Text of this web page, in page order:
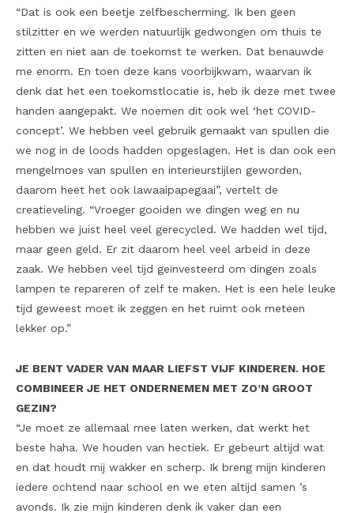
“Dat is ook een beetje zelfbescherming. Ik ben geen
stilzitter en we werden natuurlijk gedwongen om thuis te
zitten en niet aan de toekomst te werken. Dat benauwde
me enorm. En toen deze kans voorbijkwam, waarvan ik
denk dat het een toekomstlocatie is, heb ik deze met twee
handen aangepakt. We noemen dit ook wel ‘het COVID-
concept’. We hebben veel gebruik gemaakt van spullen die
we nog in de loods hadden opgeslagen. Het is dan ook een
mengelmoes van spullen en interieurstijlen geworden,
daarom heet het ook lawaaipapegaai”, vertelt de
creatieveling. “Vroeger gooiden we dingen weg en nu
hebben we juist heel veel gerecycled. We hadden wel tijd,
maar geen geld. Er zit daarom heel veel arbeid in deze
zaak. We hebben veel tijd geïnvesteerd om dingen zoals
lampen te repareren of zelf te maken. Het is een hele leuke
tijd geweest moet ik zeggen en het ruimt ook meteen
lekker op.”
JE BENT VADER VAN MAAR LIEFST VIJF KINDEREN. HOE
COMBINEER JE HET ONDERNEMEN MET ZO’N GROOT
GEZIN?
“Je moet ze allemaal mee laten werken, dat werkt het
beste haha. We houden van hectiek. Er gebeurt altijd wat
en dat houdt mij wakker en scherp. Ik breng mijn kinderen
iedere ochtend naar school en we eten altijd samen ’s
avonds. Ik zie mijn kinderen denk ik vaker dan een